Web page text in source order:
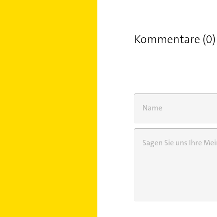
Kommentare (0)
Name
Sagen Sie uns Ihre